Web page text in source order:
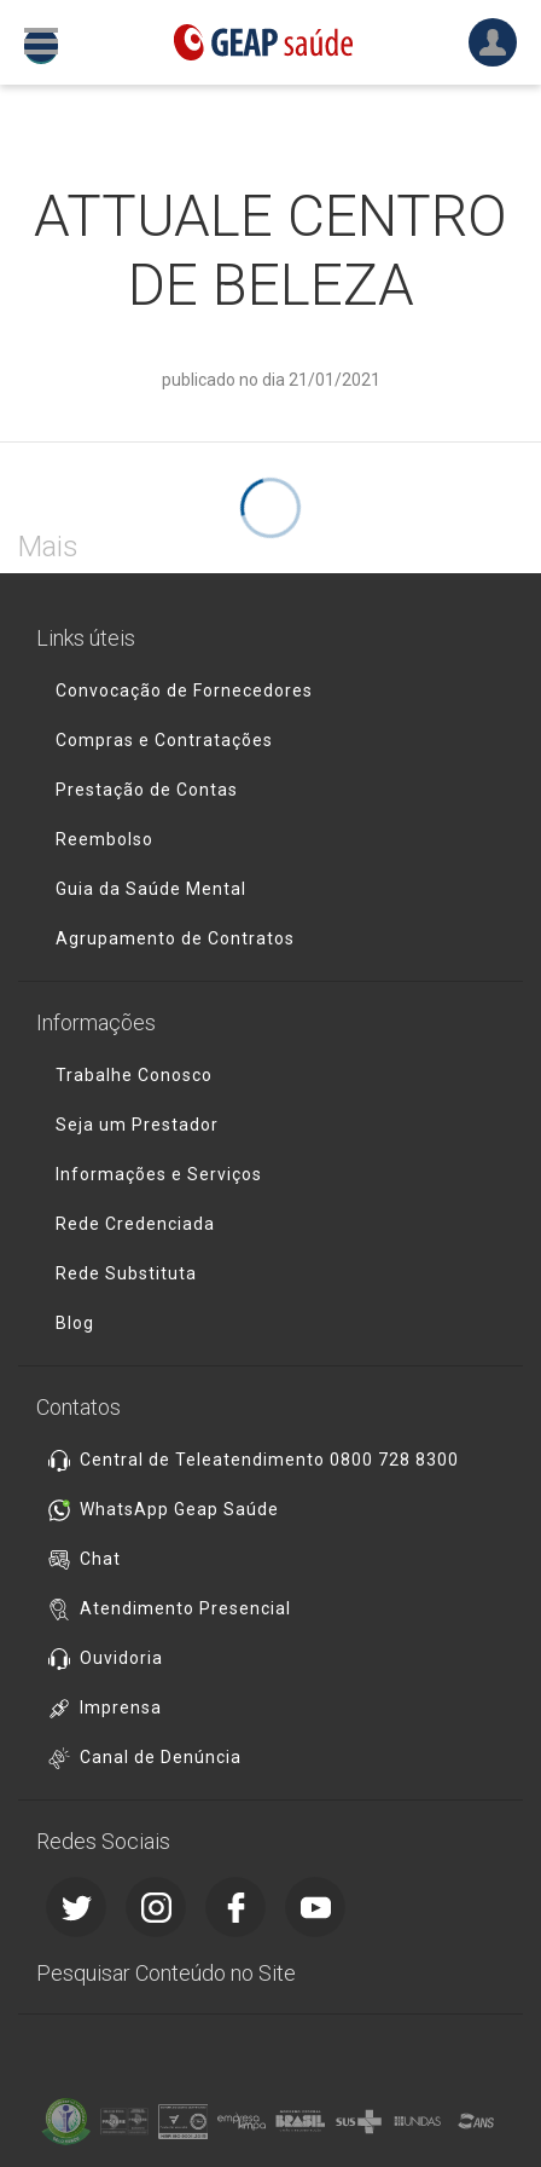
ATTUALE CENTRO
DE BELEZA
publicado no dia 21/01/2021
Mais
Links úteis
Convocação de Fornecedores
Compras e Contratações
Prestação de Contas
Reembolso
Guia da Saúde Mental
Agrupamento de Contratos
Informações
Trabalhe Conosco
Seja um Prestador
Informações e Serviços
Rede Credenciada
Rede Substituta
Blog
Contatos
Central de Teleatendimento 0800 728 8300
WhatsApp Geap Saúde
Chat
Atendimento Presencial
Ouvidoria
Imprensa
Canal de Denúncia
Redes Sociais
Pesquisar Conteúdo no Site